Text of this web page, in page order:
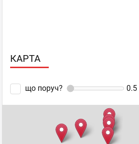
Пн–Нд 07:00 - 23:00
відгуків: 0
пр. Степана Бандери, 23
+38050 356 1461
КАРТА
що поруч? 0.5